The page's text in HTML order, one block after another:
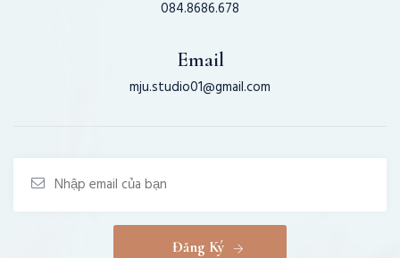
084.8686.678
Email
mju.studio01@gmail.com
Đăng Ký